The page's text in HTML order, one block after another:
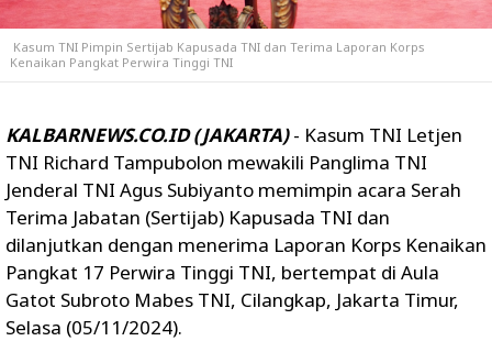
Kasum TNI Pimpin Sertijab Kapusada TNI dan Terima Laporan Korps
Kenaikan Pangkat Perwira Tinggi TNI
KALBARNEWS.CO.ID (JAKARTA)- Kasum TNI Letjen
TNI Richard Tampubolon mewakili Panglima TNI
Jenderal TNI Agus Subiyanto memimpin acara Serah
Terima Jabatan (Sertijab) Kapusada TNI dan
dilanjutkan dengan menerima Laporan Korps Kenaikan
Pangkat 17 Perwira Tinggi TNI, bertempat di Aula
Gatot Subroto Mabes TNI, Cilangkap, Jakarta Timur,
Selasa (05/11/2024).